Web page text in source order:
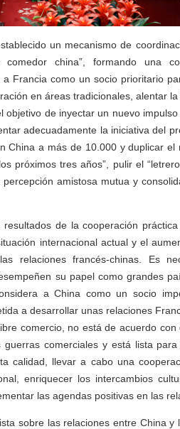
un mecanismo de
china”, formando una
Francia como un socio prioritario
en áreas tradicionales, alentar
de inyectar un nuevo
adecuadamente la iniciativa del
China a más de 10.000 y duplicar
próximos tres años”, pulir el
amistosa mutua y
de la cooperación
internacional actual y el
relaciones francés-chinas. Es
su papel como grandes
a China como un socio
a desarrollar unas relaciones
comercio, no está de acuerdo
comerciales y está lista
calidad, llevar a cabo una
enriquecer los intercambios
las agendas positivas en las
sobre las relaciones entre China y